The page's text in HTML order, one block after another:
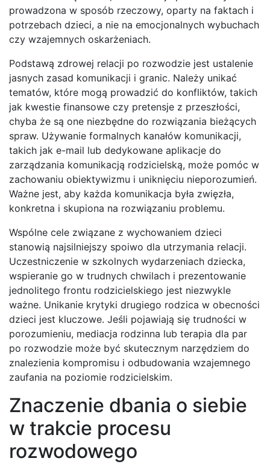
prowadzona w sposób rzeczowy, oparty na faktach i
potrzebach dzieci, a nie na emocjonalnych wybuchach
czy wzajemnych oskarżeniach.
Podstawą zdrowej relacji po rozwodzie jest ustalenie
jasnych zasad komunikacji i granic. Należy unikać
tematów, które mogą prowadzić do konfliktów, takich
jak kwestie finansowe czy pretensje z przeszłości,
chyba że są one niezbędne do rozwiązania bieżących
spraw. Używanie formalnych kanałów komunikacji,
takich jak e-mail lub dedykowane aplikacje do
zarządzania komunikacją rodzicielską, może pomóc w
zachowaniu obiektywizmu i uniknięciu nieporozumień.
Ważne jest, aby każda komunikacja była zwięzła,
konkretna i skupiona na rozwiązaniu problemu.
Wspólne cele związane z wychowaniem dzieci
stanowią najsilniejszy spoiwo dla utrzymania relacji.
Uczestniczenie w szkolnych wydarzeniach dziecka,
wspieranie go w trudnych chwilach i prezentowanie
jednolitego frontu rodzicielskiego jest niezwykle
ważne. Unikanie krytyki drugiego rodzica w obecności
dzieci jest kluczowe. Jeśli pojawiają się trudności w
porozumieniu, mediacja rodzinna lub terapia dla par
po rozwodzie może być skutecznym narzędziem do
znalezienia kompromisu i odbudowania wzajemnego
zaufania na poziomie rodzicielskim.
Znaczenie dbania o siebie
w trakcie procesu
rozwodowego